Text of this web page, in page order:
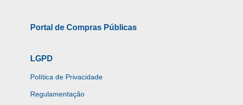
Portal de Compras Públicas
LGPD
Política de Privacidade
Regulamentação